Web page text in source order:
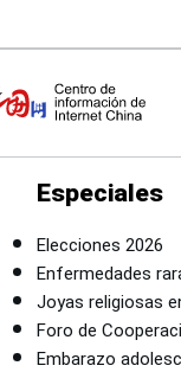
Especiales
Elecciones 2026
Enfermedades
Joyas religiosas
Foro de
Embarazo